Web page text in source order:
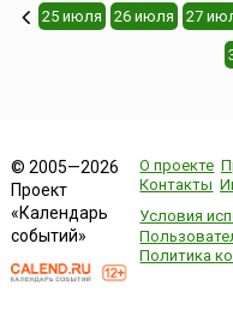
25 июля 26 июля 27
© 2005—2026
Проект
«Календарь
событий»
О проекте
Контакты
Условия
Политика